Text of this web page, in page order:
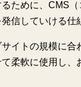
ために、CMS
信していける仕
イトの規模に
柔軟に使用し